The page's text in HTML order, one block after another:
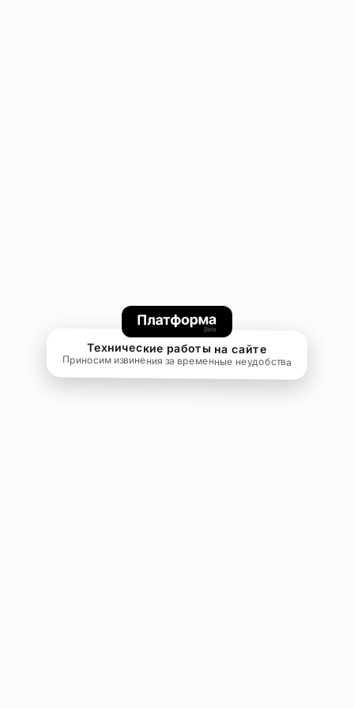
Технические работы на сайте
Приносим извинения за временные неудобства